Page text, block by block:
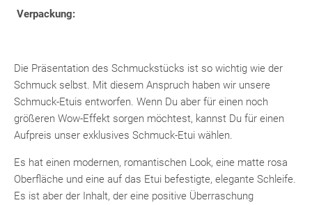
Verpackung:
Die Präsentation des Schmuckstücks ist so wichtig wie der
Schmuck selbst. Mit diesem Anspruch haben wir unsere
Schmuck-Etuis entworfen. Wenn Du aber für einen noch
größeren Wow-Effekt sorgen möchtest, kannst Du für einen
Aufpreis unser exklusives Schmuck-Etui wählen.
Es hat einen modernen, romantischen Look, eine matte rosa
Oberfläche und eine auf das Etui befestigte, elegante Schleife.
Es ist aber der Inhalt, der eine positive Überraschung